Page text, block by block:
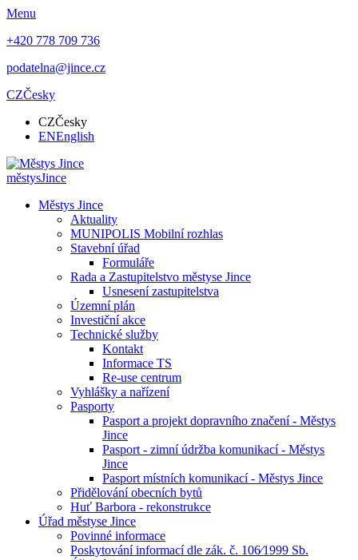
Menu
+420 778 709 736
podatelna@jince.cz
CZČesky
CZČesky
ENEnglish
městysJince
Městys Jince
Aktuality
MUNIPOLIS Mobilní rozhlas
Stavební úřad
Formuláře
Rada a Zastupitelstvo městyse Jince
Usnesení zastupitelstva
Územní plán
Investiční akce
Technické služby
Kontakt
Informace TS
Re-use centrum
Vyhlášky a nařízení
Pasporty
Pasport a projekt dopravního značení - Městys
Jince
Pasport - zimní údržba komunikací - Městys
Jince
Pasport místních komunikací - Městys Jince
Přidělování obecních bytů
Huť Barbora - rekonstrukce
Úřad městyse Jince
Povinné informace
Poskytování informací dle zák. č. 106⁄1999 Sb.